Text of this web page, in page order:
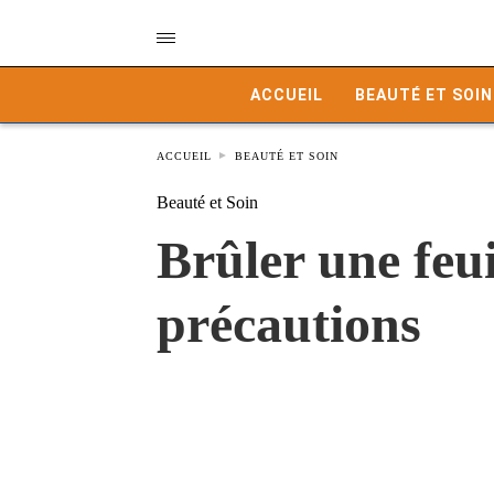
ACCUEIL BEAUTÉ ET SOIN
ACCUEIL BEAUTÉ ET SOIN
Beauté et Soin
Brûler une
précautions